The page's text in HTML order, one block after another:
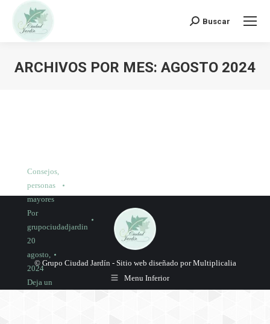
Buscar:
Buscar
ARCHIVOS POR MES: AGOSTO 2024
Consejos,
personas
mayores
Por
grupociudadjardin
20
agosto,
2024
Deja un
© Grupo Ciudad Jardín - Sitio web diseñado por Multiplicalia
Menu Inferior